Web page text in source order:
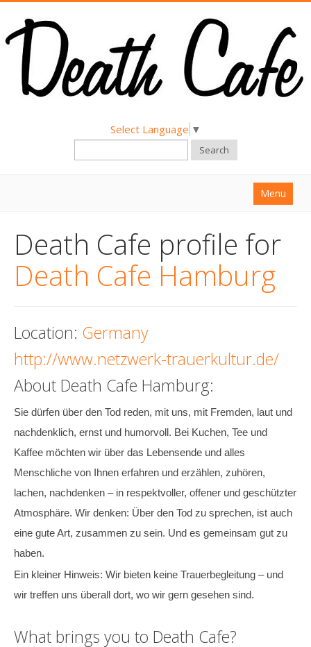
Select Language ▼
Search
Menu
About
Find a Death Cafe
Death conversation
Support us
Login
Death Cafe profile for
Death Cafe Hamburg
Location: Germany
http://www.netzwerk-trauerkultur.de/
About Death Cafe Hamburg:
Sie dürfen über den Tod reden, mit uns, mit Fremden, laut und
nachdenklich, ernst und humorvoll. Bei Kuchen, Tee und
Kaffee möchten wir über das Lebensende und alles
Menschliche von Ihnen erfahren und erzählen, zuhören,
lachen, nachdenken – in respektvoller, offener und geschützter
Atmosphäre. Wir denken: Über den Tod zu sprechen, ist auch
eine gute Art, zusammen zu sein. Und es gemeinsam gut zu
haben.
Ein kleiner Hinweis: Wir bieten keine Trauerbegleitung – und
wir treffen uns überall dort, wo wir gern gesehen sind.
What brings you to Death Cafe?